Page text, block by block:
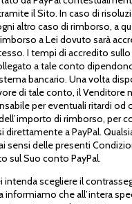
il Sito. In caso di
altro caso di rimborso, a
a Lei dovuto sarà
I tempi di accredito
a tale conto
bancario. Una volta
di tale conto, il Venditore
per eventuali ritardi od
di rimborso, per
direttamente a PayPal.
sensi delle presenti
sul Suo conto PayPal.
intenda scegliere il
informiamo che all’intera